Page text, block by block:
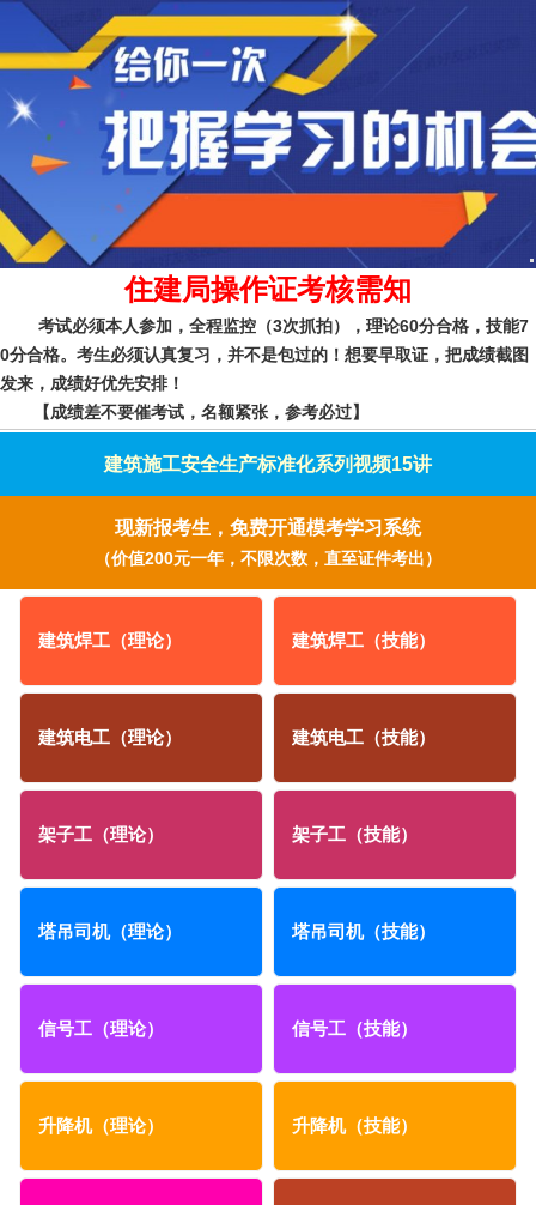
住建局操作证考核需知
考试必须本人参加，全程监控（3次抓拍）， 理论60分合格，技能7
0分合格。考生必须认真复习，并不是包过的！ 想要早取证，把成绩截图
发来，成绩好优先安排！
【成绩差不要催考试，名额紧张，参考必过】
建筑施工安全生产标准化系列视频15讲
现新报考生，免费开通模考学习系统
（价值200元一年，不限次数，直至证件考出）
建筑焊工（理论） 建筑焊工（技能）
建筑电工（理论） 建筑电工（技能）
架子工（理论） 架子工（技能）
塔吊司机（理论） 塔吊司机（技能）
信号工（理论） 信号工（技能）
升降机（理论） 升降机（技能）